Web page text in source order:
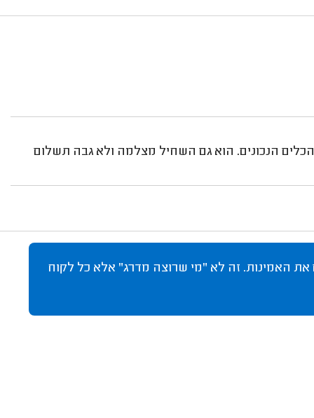
הנכונים. הוא גם השחיל מצלמה ולא גבה תשלום
את האמינות. זה לא "מי שרוצה מדרג" אלא כל לקוח